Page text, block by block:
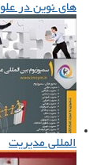
های نوین در
المللی مدیریت